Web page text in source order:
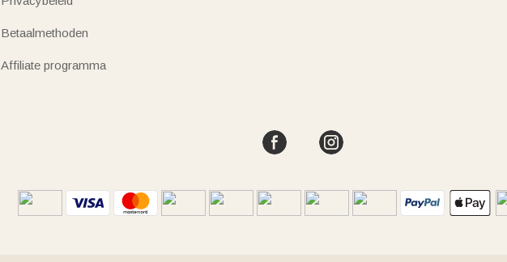
Betaalmethoden
Affiliate programma